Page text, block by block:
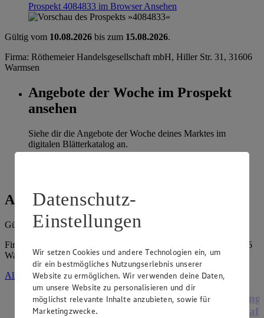
Prospekt 4084833 im BrowserAnsehen
Gültig vom 10.08.2026 bis zum 15.08.2026.
Firma: Röthemeier Handelsgesellschaft mbH, Hiller Str. 31, 31606
Warmsen
Angebote der Woche im Prospekt
ansehen
Siehe dir die Angebote der Woche deines Marktes im
digitalen Blätterkatalog an.
Angebote der Woche
Gültig vom03.08.2026bis zum08.08.2026
Firma: Röthemeier Handelsgesellschaft mbH, Hiller Str. 31, 31606
Warmsen
Alle Angebote ansehen
Angebot:Henglein Frischer Pizzateig
XXL
Datenschutz-
Einstellungen
Wir setzen Cookies und andere Technologien ein, um
dir ein bestmögliches Nutzungserlebnis unserer
Website zu ermöglichen. Wir verwenden deine Daten,
um unsere Website zu personalisieren und dir
möglichst relevante Inhalte anzubieten, sowie für
Marketingzwecke.